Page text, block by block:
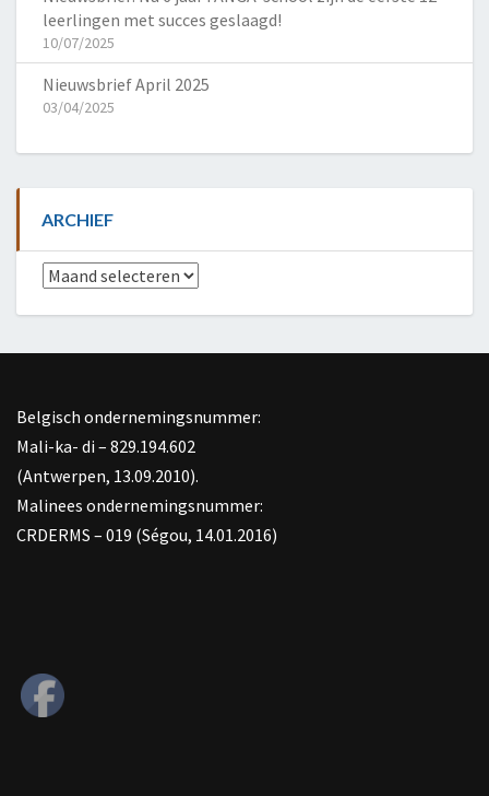
leerlingen met succes geslaagd!
10/07/2025
Nieuwsbrief April 2025
03/04/2025
ARCHIEF
Archief
Belgisch ondernemingsnummer:
Mali-ka- di – 829.194.602
(Antwerpen, 13.09.2010).
Malinees ondernemingsnummer:
CRDERMS – 019 (Ségou, 14.01.2016)